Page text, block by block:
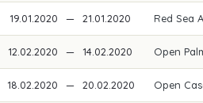
19.01.2020 — 21.01.2020 Red Sea
12.02.2020 — 14.02.2020 Open
18.02.2020 — 20.02.2020 Open